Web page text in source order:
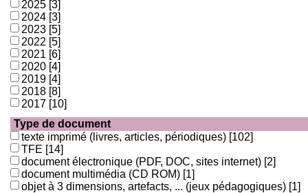
2025 [3]
2024 [3]
2023 [5]
2022 [5]
2021 [6]
2020 [4]
2019 [4]
2018 [8]
2017 [10]
Type de document
texte imprimé (livres, articles, périodiques) [102]
TFE [14]
document électronique (PDF, DOC, sites internet) [2]
document multimédia (CD ROM) [1]
objet à 3 dimensions, artefacts, ... (jeux pédagogiques) [1]